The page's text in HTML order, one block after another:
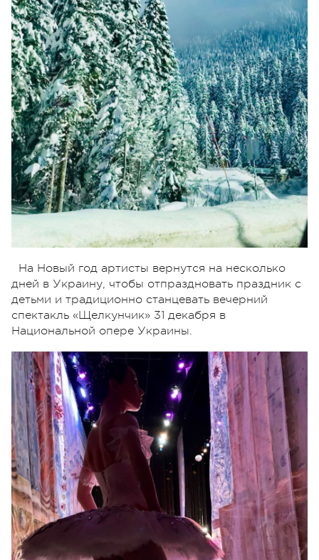
На Новый год артисты вернутся на несколько
дней в Украину, чтобы отпраздновать праздник с
детьми и традиционно станцевать вечерний
спектакль «Щелкунчик» 31 декабря в
Национальной опере Украины.